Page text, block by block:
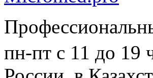
пн-пт с 11 до 19